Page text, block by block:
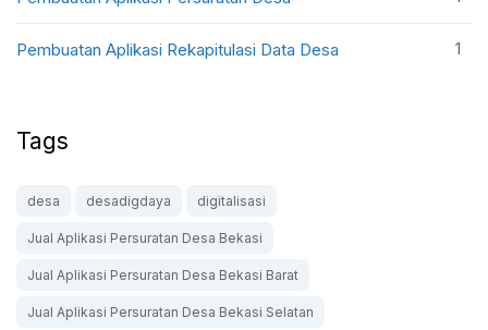
Pembuatan Aplikasi Rekapitulasi Data Desa 1
Tags
desa desadigdaya digitalisasi
Jual Aplikasi Persuratan Desa Bekasi
Jual Aplikasi Persuratan Desa Bekasi Barat
Jual Aplikasi Persuratan Desa Bekasi Selatan